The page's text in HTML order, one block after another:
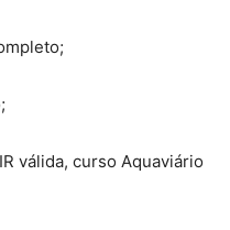
válida, curso Aquaviário